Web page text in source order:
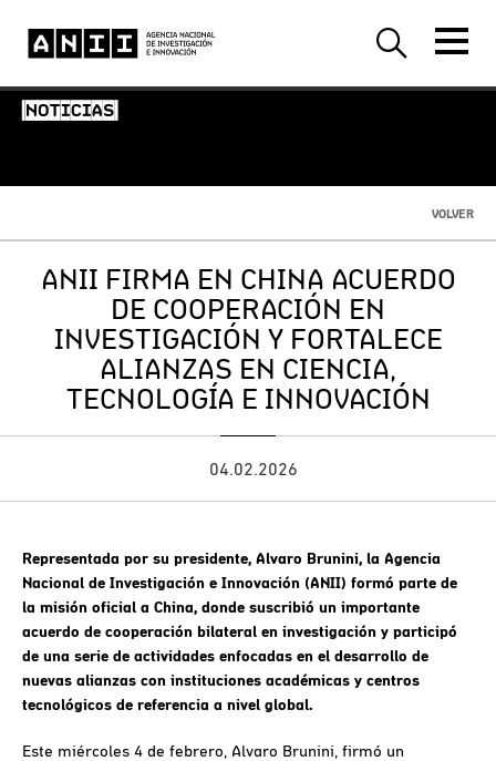
-NOTICIAS-
VOLVER
ANII FIRMA EN CHINA ACUERDO
DE COOPERACIÓN EN
INVESTIGACIÓN Y FORTALECE
ALIANZAS EN CIENCIA,
TECNOLOGÍA E INNOVACIÓN
04.02.2026
Representada por su presidente, Alvaro Brunini, la Agencia
Nacional de Investigación e Innovación (ANII) formó parte de
la misión oficial a China, donde suscribió un importante
acuerdo de cooperación bilateral en investigación y participó
de una serie de actividades enfocadas en el desarrollo de
nuevas alianzas con instituciones académicas y centros
tecnológicos de referencia a nivel global.
Este miércoles 4 de febrero, Alvaro Brunini, firmó un